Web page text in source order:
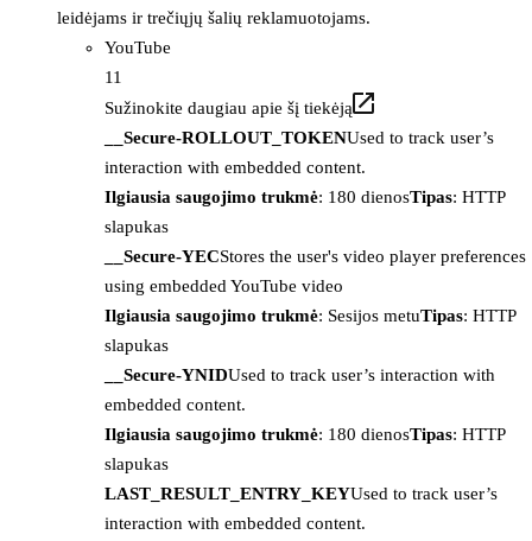
leidėjams ir trečiųjų šalių reklamuotojams.
YouTube
11
Sužinokite daugiau apie šį tiekėją
__Secure-ROLLOUT_TOKENUsed to track user’s
interaction with embedded content.
Ilgiausia saugojimo trukmė: 180 dienosTipas: HTTP
slapukas
__Secure-YECStores the user's video player preferences
using embedded YouTube video
Ilgiausia saugojimo trukmė: Sesijos metuTipas: HTTP
slapukas
__Secure-YNIDUsed to track user’s interaction with
embedded content.
Ilgiausia saugojimo trukmė: 180 dienosTipas: HTTP
slapukas
LAST_RESULT_ENTRY_KEYUsed to track user’s
interaction with embedded content.